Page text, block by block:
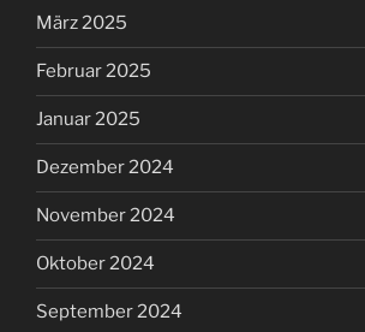
März 2025
Februar 2025
Januar 2025
Dezember 2024
November 2024
Oktober 2024
September 2024